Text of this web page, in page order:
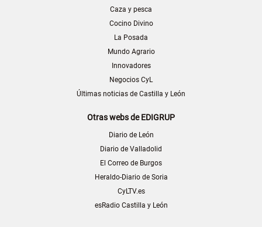
Caza y pesca
Cocino Divino
La Posada
Mundo Agrario
Innovadores
Negocios CyL
Últimas noticias de Castilla y León
Otras webs de EDIGRUP
Diario de León
Diario de Valladolid
El Correo de Burgos
Heraldo-Diario de Soria
CyLTV.es
esRadio Castilla y León